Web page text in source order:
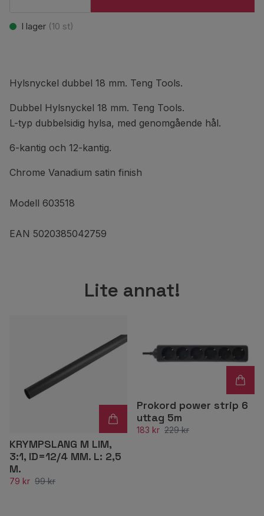
I lager (10 st)
Hylsnyckel dubbel 18 mm. Teng Tools.
Dubbel Hylsnyckel 18 mm. Teng Tools.
L-typ dubbelsidig hylsa, med genomgående hål.
6-kantig och 12-kantig.
Chrome Vanadium satin finish
Modell 603518
EAN 5020385042759
Lite annat!
KRYMPSLANG M LIM,
3:1, ID=12/4 MM. L: 2,5
M.
79 kr 99 kr
Prokord power strip 6
uttag 5m
183 kr 229 kr